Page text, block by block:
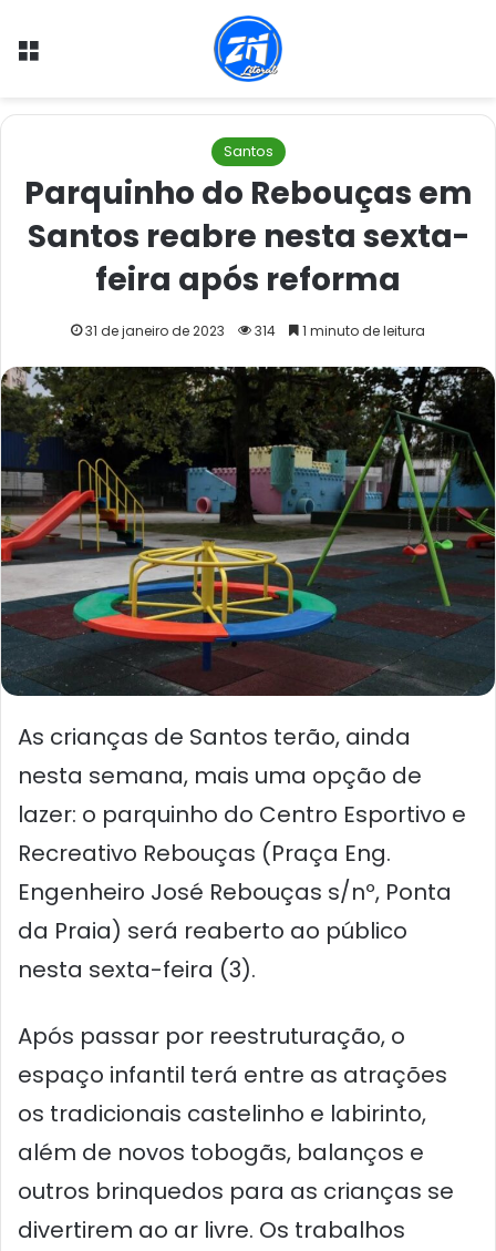
Menu
Santos
Parquinho do Rebouças em
Santos reabre nesta sexta-
feira após reforma
31 de janeiro de 2023 314 1 minuto de leitura
As crianças de Santos terão, ainda
nesta semana, mais uma opção de
lazer: o parquinho do Centro Esportivo e
Recreativo Rebouças (Praça Eng.
Engenheiro José Rebouças s/nº, Ponta
da Praia) será reaberto ao público
nesta sexta-feira (3).
Após passar por reestruturação, o
espaço infantil terá entre as atrações
os tradicionais castelinho e labirinto,
além de novos tobogãs, balanços e
outros brinquedos para as crianças se
divertirem ao ar livre. Os trabalhos